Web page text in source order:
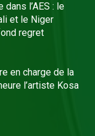
l’AES : le
et le Niger
regret
en charge de la
l’artiste Kosa